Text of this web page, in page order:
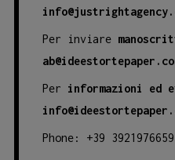
Per inviare
Per informazioni ed
Phone: +39 3921976659